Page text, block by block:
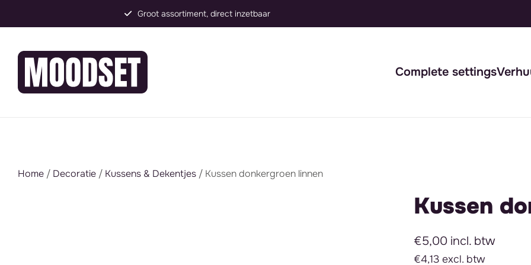
Groot assortiment, direct inzetbaar
Complete settings
Home / Decoratie / Kussens & Dekentjes / Kussen donkergroen linnen
Kussen
€5,00 incl. btw
€4,13 excl. btw